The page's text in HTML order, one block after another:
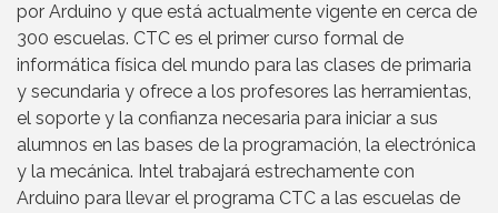
por Arduino y que está actualmente vigente en cerca de
300 escuelas. CTC es el primer curso formal de
informática física del mundo para las clases de primaria
y secundaria y ofrece a los profesores las herramientas,
el soporte y la confianza necesaria para iniciar a sus
alumnos en las bases de la programación, la electrónica
y la mecánica. Intel trabajará estrechamente con
Arduino para llevar el programa CTC a las escuelas de